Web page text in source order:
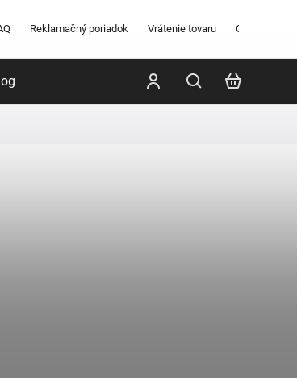
Reklamačný poriadok Vrátenie tovaru Obchodné
Značky